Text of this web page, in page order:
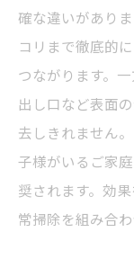
確な違いがあり
コリまで徹底的
つながります。
出し口など表面
去しきれません
子様がいるご家
奨されます。効
常掃除を組み合